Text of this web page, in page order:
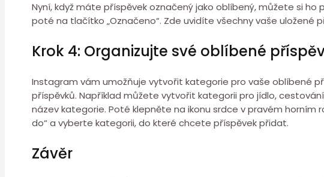
Nyní, když máte příspěvek označený jako oblíbený, můžete si
poté na tlačítko „Označeno“. Zde uvidíte všechny vaše uložené
Krok 4: Organizujte své oblíbené
Instagram vám umožňuje vytvořit kategorie pro vaše oblíbené
příspěvků. Například můžete vytvořit kategorii pro jídlo,
název kategorie. Poté klepněte na ikonu srdce v pravém
do“ a vyberte kategorii, do které chcete příspěvek přidat.
Závěr